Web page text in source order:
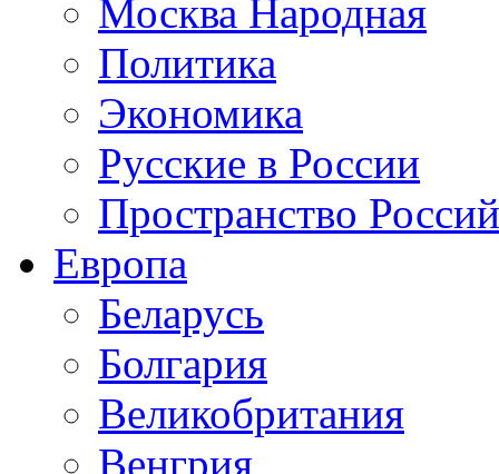
Москва Народная
Политика
Экономика
Русские в России
Пространство
Европа
Беларусь
Болгария
Великобритания
Венгрия